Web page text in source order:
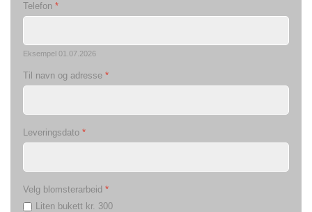
Telefon *
Eksempel 01.07.2026
Til navn og adresse *
Leveringsdato *
Velg blomsterarbeid *
Liten bukett kr. 300